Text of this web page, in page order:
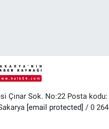
Çınar Sok. No:22 Posta kodu:
[email protected] / 0 264